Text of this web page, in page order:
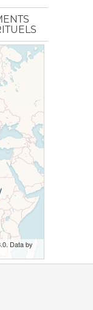
Data by